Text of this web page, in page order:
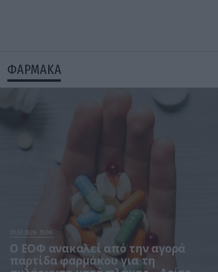
ΦΑΡΜΑΚΑ
30.07.2026 15:06
Ο ΕΟΦ ανακαλεί από την αγορά
παρτίδα φαρμάκου για τη